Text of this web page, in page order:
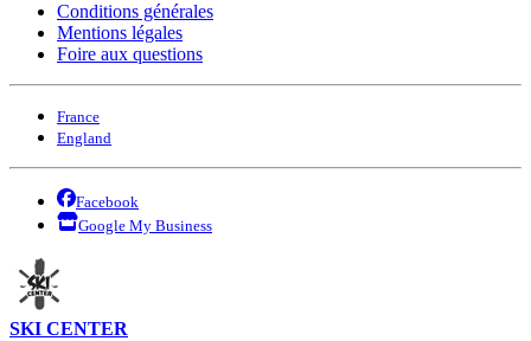
Conditions générales
Mentions légales
Foire aux questions
France
England
Facebook
Google My Business
SKI CENTER